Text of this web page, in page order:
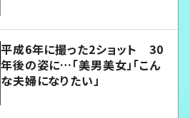
平成6年に撮った2ショット 30
年後の姿に…「美男美女」「こん
な夫婦になりたい」